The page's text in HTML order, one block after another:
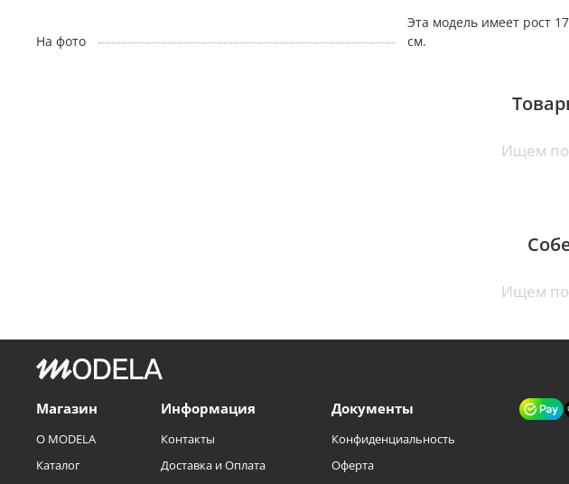
На фото
Эта модель имеет рост
см.
Ищем
Ищем
Магазин
О MODELA
Каталог
Информация
Контакты
Доставка и Оплата
Документы
Конфиденциальность
Оферта